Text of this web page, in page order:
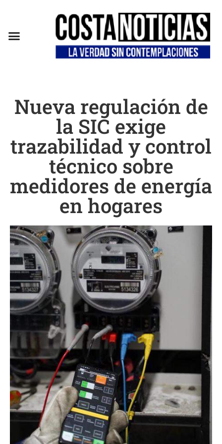
Nueva regulación de
la SIC exige
trazabilidad y control
técnico sobre
medidores de energía
en hogares